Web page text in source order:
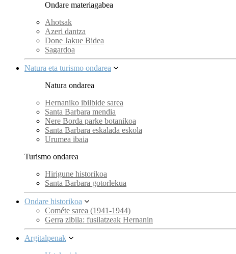
Ondare materiagabea
Ahotsak
Azeri dantza
Done Jakue Bidea
Sagardoa
Natura eta turismo ondarea
Natura ondarea
Hernaniko ibilbide sarea
Santa Barbara mendia
Nere Borda parke botanikoa
Santa Barbara eskalada eskola
Urumea ibaia
Turismo ondarea
Hirigune historikoa
Santa Barbara gotorlekua
Ondare historikoa
Cométe sarea (1941-1944)
Gerra zibila: fusilatzeak Hernanin
Argitalpenak